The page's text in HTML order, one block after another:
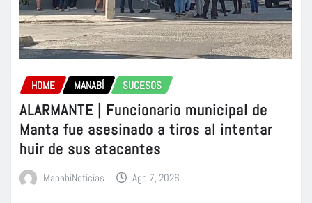
HOME MANABÍ SUCESOS
ALARMANTE | Funcionario municipal de
Manta fue asesinado a tiros al intentar
huir de sus atacantes
ManabiNoticias Ago 7, 2026